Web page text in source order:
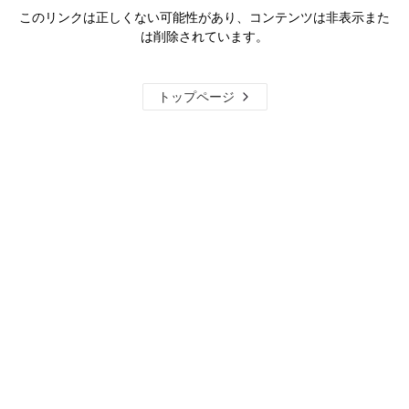
このリンクは正しくない可能性があり、コンテンツは非表示また
は削除されています。
トップページ